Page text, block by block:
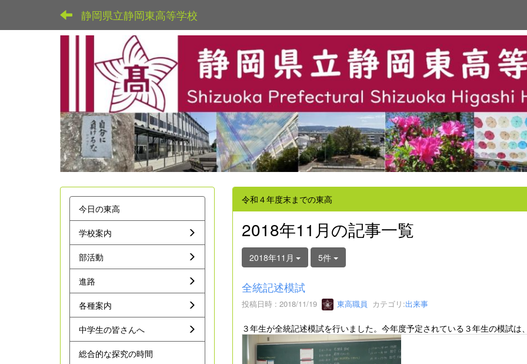
静岡県立静岡東高等学校
令和４年度末までの東高
2018年11月の記事一覧
2018年11月 5件
全統記述模試
投稿日時 : 2018/11/19 東高職員 カテゴリ:出来事
３年生が全統記述模試を行いました。今年度予定されている３年生の模試は
今日の東高
学校案内
部活動
進路
各種案内
中学生の皆さんへ
総合的な探究の時間